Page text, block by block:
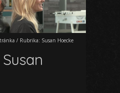
/ Rubrika: Susan Hoecke
Susan